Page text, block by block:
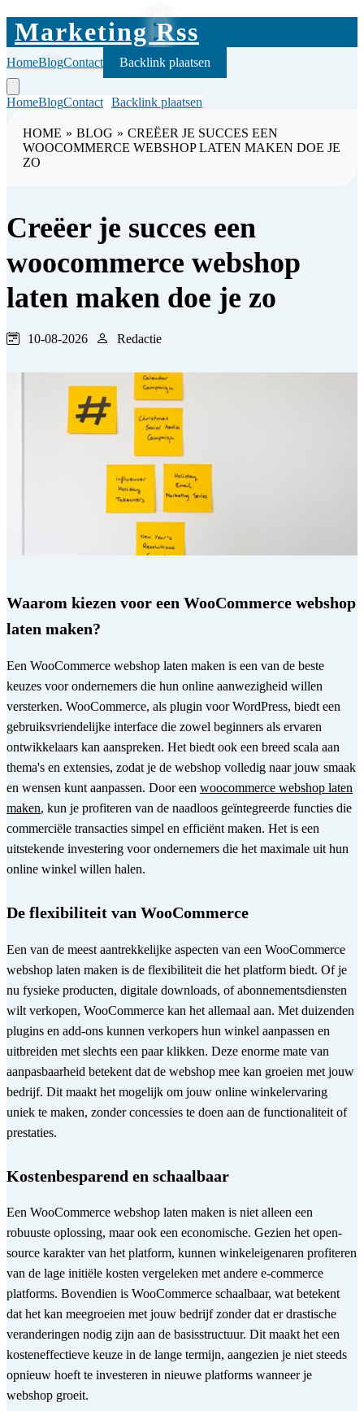
Marketing Rss
HomeBlogContact Backlink plaatsen
HomeBlogContact Backlink plaatsen
HOME » BLOG » CREËER JE SUCCES EEN
WOOCOMMERCE WEBSHOP LATEN MAKEN DOE JE
ZO
Creëer je succes een
woocommerce webshop
laten maken doe je zo
10-08-2026 Redactie
Waarom kiezen voor een WooCommerce webshop
laten maken?
Een WooCommerce webshop laten maken is een van de beste
keuzes voor ondernemers die hun online aanwezigheid willen
versterken. WooCommerce, als plugin voor WordPress, biedt een
gebruiksvriendelijke interface die zowel beginners als ervaren
ontwikkelaars kan aanspreken. Het biedt ook een breed scala aan
thema's en extensies, zodat je de webshop volledig naar jouw smaak
en wensen kunt aanpassen. Door een woocommerce webshop laten
maken, kun je profiteren van de naadloos geïntegreerde functies die
commerciële transacties simpel en efficiënt maken. Het is een
uitstekende investering voor ondernemers die het maximale uit hun
online winkel willen halen.
De flexibiliteit van WooCommerce
Een van de meest aantrekkelijke aspecten van een WooCommerce
webshop laten maken is de flexibiliteit die het platform biedt. Of je
nu fysieke producten, digitale downloads, of abonnementsdiensten
wilt verkopen, WooCommerce kan het allemaal aan. Met duizenden
plugins en add-ons kunnen verkopers hun winkel aanpassen en
uitbreiden met slechts een paar klikken. Deze enorme mate van
aanpasbaarheid betekent dat de webshop mee kan groeien met jouw
bedrijf. Dit maakt het mogelijk om jouw online winkelervaring
uniek te maken, zonder concessies te doen aan de functionaliteit of
prestaties.
Kostenbesparend en schaalbaar
Een WooCommerce webshop laten maken is niet alleen een
robuuste oplossing, maar ook een economische. Gezien het open-
source karakter van het platform, kunnen winkeleigenaren profiteren
van de lage initiële kosten vergeleken met andere e-commerce
platforms. Bovendien is WooCommerce schaalbaar, wat betekent
dat het kan meegroeien met jouw bedrijf zonder dat er drastische
veranderingen nodig zijn aan de basisstructuur. Dit maakt het een
kosteneffectieve keuze in de lange termijn, aangezien je niet steeds
opnieuw hoeft te investeren in nieuwe platforms wanneer je
webshop groeit.